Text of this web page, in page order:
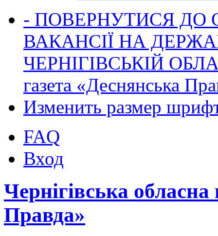
- ПОВЕРНУТИСЯ ДО
ВАКАНСІЇ НА
ЧЕРНІГІВСЬКІЙ
газета «Деснянська
Изменить размер
FAQ
Вход
Чернігівська
Правда»